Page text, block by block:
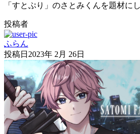
「すとぷり」のさとみくんを題材に
投稿者
ふらん
投稿日 2023年 2月 26日